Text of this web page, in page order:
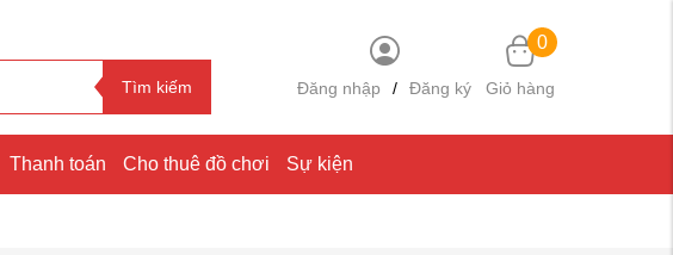
Tìm kiếm Đăng nhập / Đăng ký
0
Giỏ hàng
Thanh toán Cho thuê đồ chơi Sự kiện